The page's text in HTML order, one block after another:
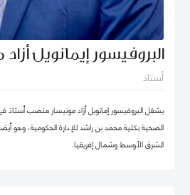
البروفيسور إيمانويل
أستاذ
يشغل البروفيسور إمانويل أزاد مونيسار منصب
الصحية بكلية محمد بن راشد للإدارة الحكومية، وهو
الشرق الأوسط وشمال إفريقيا.